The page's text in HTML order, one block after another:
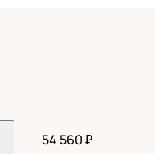
54 560 ₽